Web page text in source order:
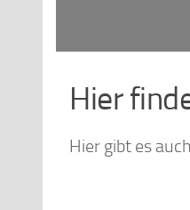
Hier
Hier gibt es